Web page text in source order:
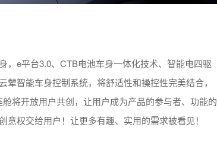
，e平台3.0、CTB电池车身一体化技术、智能电四驱
智能车身控制系统，将舒适性和操控性完美结合，
将开放用户共创，让用户成为产品的参与者、功能的
权交给用户！让更多有趣、实用的需求被看见！